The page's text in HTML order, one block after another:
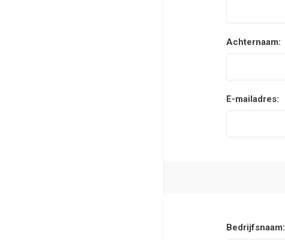
Achternaam:
E-mailadres:
Bedrijfsnaam: